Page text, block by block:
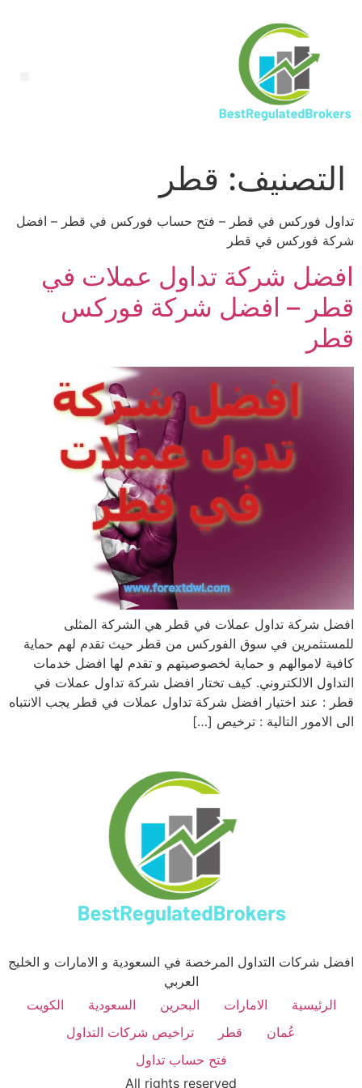
التصنيف: قطر
تداول فوركس في قطر – فتح حساب فوركس في قطر – افضل
شركة فوركس في قطر
افضل شركة تداول عملات في
قطر – افضل شركة فوركس
قطر
افضل شركة تداول عملات في قطر هي الشركة المثلى
للمستثمرين في سوق الفوركس من قطر حيث تقدم لهم حماية
كافية لاموالهم و حماية لخصوصيتهم و تقدم لها افضل خدمات
التداول الالكتروني. كيف تختار افضل شركة تداول عملات في
قطر : عند اختيار افضل شركة تداول عملات في قطر يجب الانتباه
الى الامور التالية : ترخيص […]
افضل شركات التداول المرخصة في السعودية و الامارات و الخليج
العربي
الرئيسية
الامارات البحرين السعودية
الكويت
عُمان
قطر
تراخيص شركات التداول
فتح حساب تداول
All rights reserved